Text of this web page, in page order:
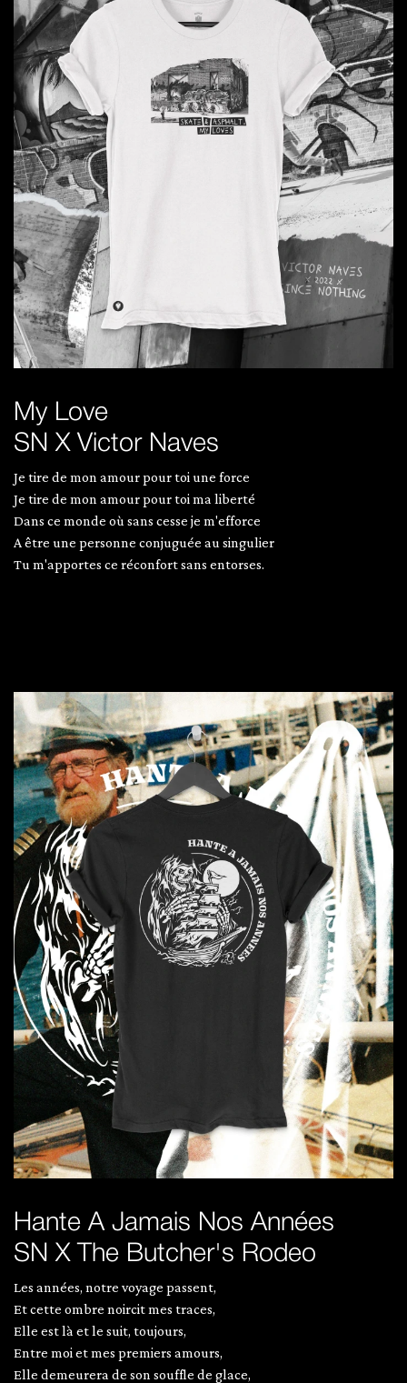
My Love
SN X Victor Naves
Je tire de mon amour pour toi une force
Je tire de mon amour pour toi ma liberté
Dans ce monde où sans cesse je m'efforce
A être une personne conjuguée au singulier
Tu m'apportes ce réconfort sans entorses.
Hante A Jamais Nos Années
SN X The Butcher's Rodeo
Les années, notre voyage passent,
Et cette ombre noircit mes traces,
Elle est là et le suit, toujours,
Entre moi et mes premiers amours,
Elle demeurera de son souffle de glace,